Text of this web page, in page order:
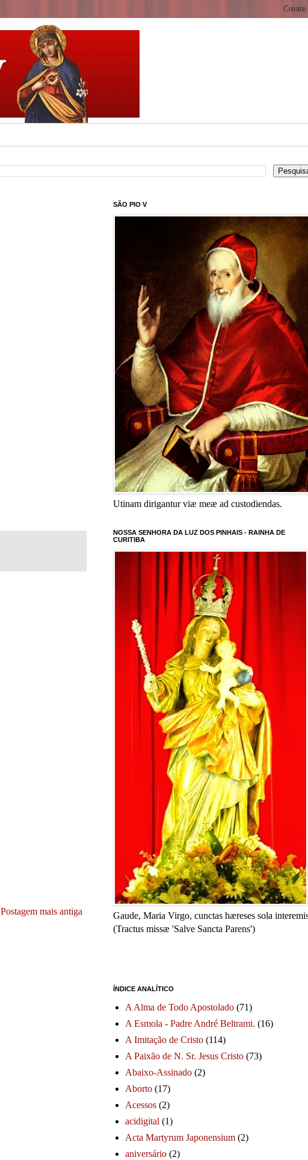
Postagem mais antiga
SÃO PIO V
Utinam dirigantur viæ meæ ad custodiendas.
NOSSA SENHORA DA LUZ DOS PINHAIS - RAINHA DE
CURITIBA
Gaude, Maria Virgo, cunctas hæreses sola
(Tractus missæ 'Salve Sancta Parens')
ÍNDICE ANALÍTICO
A Alma de Todo Apostolado (71)
A Esmola - Padre André Beltrami. (16)
A Imitação de Cristo (114)
A Paixão de N. Sr. Jesus Cristo (73)
Abaixo-Assinado (2)
Aborto (17)
Acessos (2)
acidigital (1)
Acta Martyrum Japonensium (2)
aniversário (2)